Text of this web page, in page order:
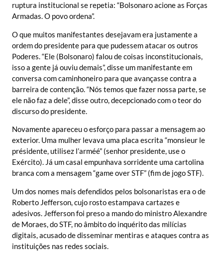
ruptura institucional se repetia: “Bolsonaro acione as Forças
Armadas. O povo ordena”.
O que muitos manifestantes desejavam era justamente a
ordem do presidente para que pudessem atacar os outros
Poderes. “Ele (Bolsonaro) falou de coisas inconstitucionais,
isso a gente já ouviu demais”, disse um manifestante em
conversa com caminhoneiro para que avançasse contra a
barreira de contenção. “Nós temos que fazer nossa parte, se
ele não faz a dele”, disse outro, decepcionado com o teor do
discurso do presidente.
Novamente apareceu o esforço para passar a mensagem ao
exterior. Uma mulher levava uma placa escrita “monsieur le
présidente, utilisez l’arméé” (senhor presidente, use o
Exército). Já um casal empunhava sorridente uma cartolina
branca com a mensagem “game over STF” (fim de jogo STF).
Um dos nomes mais defendidos pelos bolsonaristas era o de
Roberto Jefferson, cujo rosto estampava cartazes e
adesivos. Jefferson foi preso a mando do ministro Alexandre
de Moraes, do STF, no âmbito do inquérito das milícias
digitais, acusado de disseminar mentiras e ataques contra as
instituições nas redes sociais.